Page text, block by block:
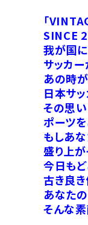
「
SINCE
我が国
サッカー
あの時が
日本サ
その思
ポーツ
もしあ
盛り上が
今日も
古き良
あなた
そんな